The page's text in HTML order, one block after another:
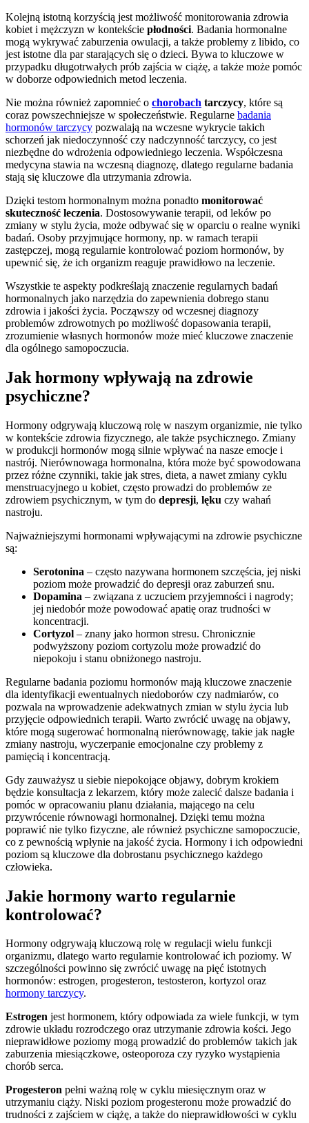
Kolejną istotną korzyścią jest możliwość monitorowania zdrowia
kobiet i mężczyzn w kontekście płodności. Badania hormonalne
mogą wykrywać zaburzenia owulacji, a także problemy z libido, co
jest istotne dla par starających się o dzieci. Bywa to kluczowe w
przypadku długotrwałych prób zajścia w ciążę, a także może pomóc
w doborze odpowiednich metod leczenia.
Nie można również zapomnieć o chorobach tarczycy, które są
coraz powszechniejsze w społeczeństwie. Regularne badania
hormonów tarczycy pozwalają na wczesne wykrycie takich
schorzeń jak niedoczynność czy nadczynność tarczycy, co jest
niezbędne do wdrożenia odpowiedniego leczenia. Współczesna
medycyna stawia na wczesną diagnozę, dlatego regularne badania
stają się kluczowe dla utrzymania zdrowia.
Dzięki testom hormonalnym można ponadto monitorować
skuteczność leczenia. Dostosowywanie terapii, od leków po
zmiany w stylu życia, może odbywać się w oparciu o realne wyniki
badań. Osoby przyjmujące hormony, np. w ramach terapii
zastępczej, mogą regularnie kontrolować poziom hormonów, by
upewnić się, że ich organizm reaguje prawidłowo na leczenie.
Wszystkie te aspekty podkreślają znaczenie regularnych badań
hormonalnych jako narzędzia do zapewnienia dobrego stanu
zdrowia i jakości życia. Począwszy od wczesnej diagnozy
problemów zdrowotnych po możliwość dopasowania terapii,
zrozumienie własnych hormonów może mieć kluczowe znaczenie
dla ogólnego samopoczucia.
Jak hormony wpływają na zdrowie
psychiczne?
Hormony odgrywają kluczową rolę w naszym organizmie, nie tylko
w kontekście zdrowia fizycznego, ale także psychicznego. Zmiany
w produkcji hormonów mogą silnie wpływać na nasze emocje i
nastrój. Nierównowaga hormonalna, która może być spowodowana
przez różne czynniki, takie jak stres, dieta, a nawet zmiany cyklu
menstruacyjnego u kobiet, często prowadzi do problemów ze
zdrowiem psychicznym, w tym do depresji, lęku czy wahań
nastroju.
Najważniejszymi hormonami wpływającymi na zdrowie psychiczne
są:
Serotonina – często nazywana hormonem szczęścia, jej niski
poziom może prowadzić do depresji oraz zaburzeń snu.
Dopamina – związana z uczuciem przyjemności i nagrody;
jej niedobór może powodować apatię oraz trudności w
koncentracji.
Cortyzol – znany jako hormon stresu. Chronicznie
podwyższony poziom cortyzolu może prowadzić do
niepokoju i stanu obniżonego nastroju.
Regularne badania poziomu hormonów mają kluczowe znaczenie
dla identyfikacji ewentualnych niedoborów czy nadmiarów, co
pozwala na wprowadzenie adekwatnych zmian w stylu życia lub
przyjęcie odpowiednich terapii. Warto zwrócić uwagę na objawy,
które mogą sugerować hormonalną nierównowagę, takie jak nagłe
zmiany nastroju, wyczerpanie emocjonalne czy problemy z
pamięcią i koncentracją.
Gdy zauważysz u siebie niepokojące objawy, dobrym krokiem
będzie konsultacja z lekarzem, który może zalecić dalsze badania i
pomóc w opracowaniu planu działania, mającego na celu
przywrócenie równowagi hormonalnej. Dzięki temu można
poprawić nie tylko fizyczne, ale również psychiczne samopoczucie,
co z pewnością wpłynie na jakość życia. Hormony i ich odpowiedni
poziom są kluczowe dla dobrostanu psychicznego każdego
człowieka.
Jakie hormony warto regularnie
kontrolować?
Hormony odgrywają kluczową rolę w regulacji wielu funkcji
organizmu, dlatego warto regularnie kontrolować ich poziomy. W
szczególności powinno się zwrócić uwagę na pięć istotnych
hormonów: estrogen, progesteron, testosteron, kortyzol oraz
hormony tarczycy.
Estrogen jest hormonem, który odpowiada za wiele funkcji, w tym
zdrowie układu rozrodczego oraz utrzymanie zdrowia kości. Jego
nieprawidłowe poziomy mogą prowadzić do problemów takich jak
zaburzenia miesiączkowe, osteoporoza czy ryzyko wystąpienia
chorób serca.
Progesteron pełni ważną rolę w cyklu miesięcznym oraz w
utrzymaniu ciąży. Niski poziom progesteronu może prowadzić do
trudności z zajściem w ciążę, a także do nieprawidłowości w cyklu